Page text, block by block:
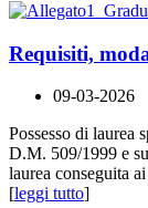
Requisiti,
09-03-2026
Possesso di laurea
D.M. 509/1999 e
laurea conseguita
[leggi tutto]